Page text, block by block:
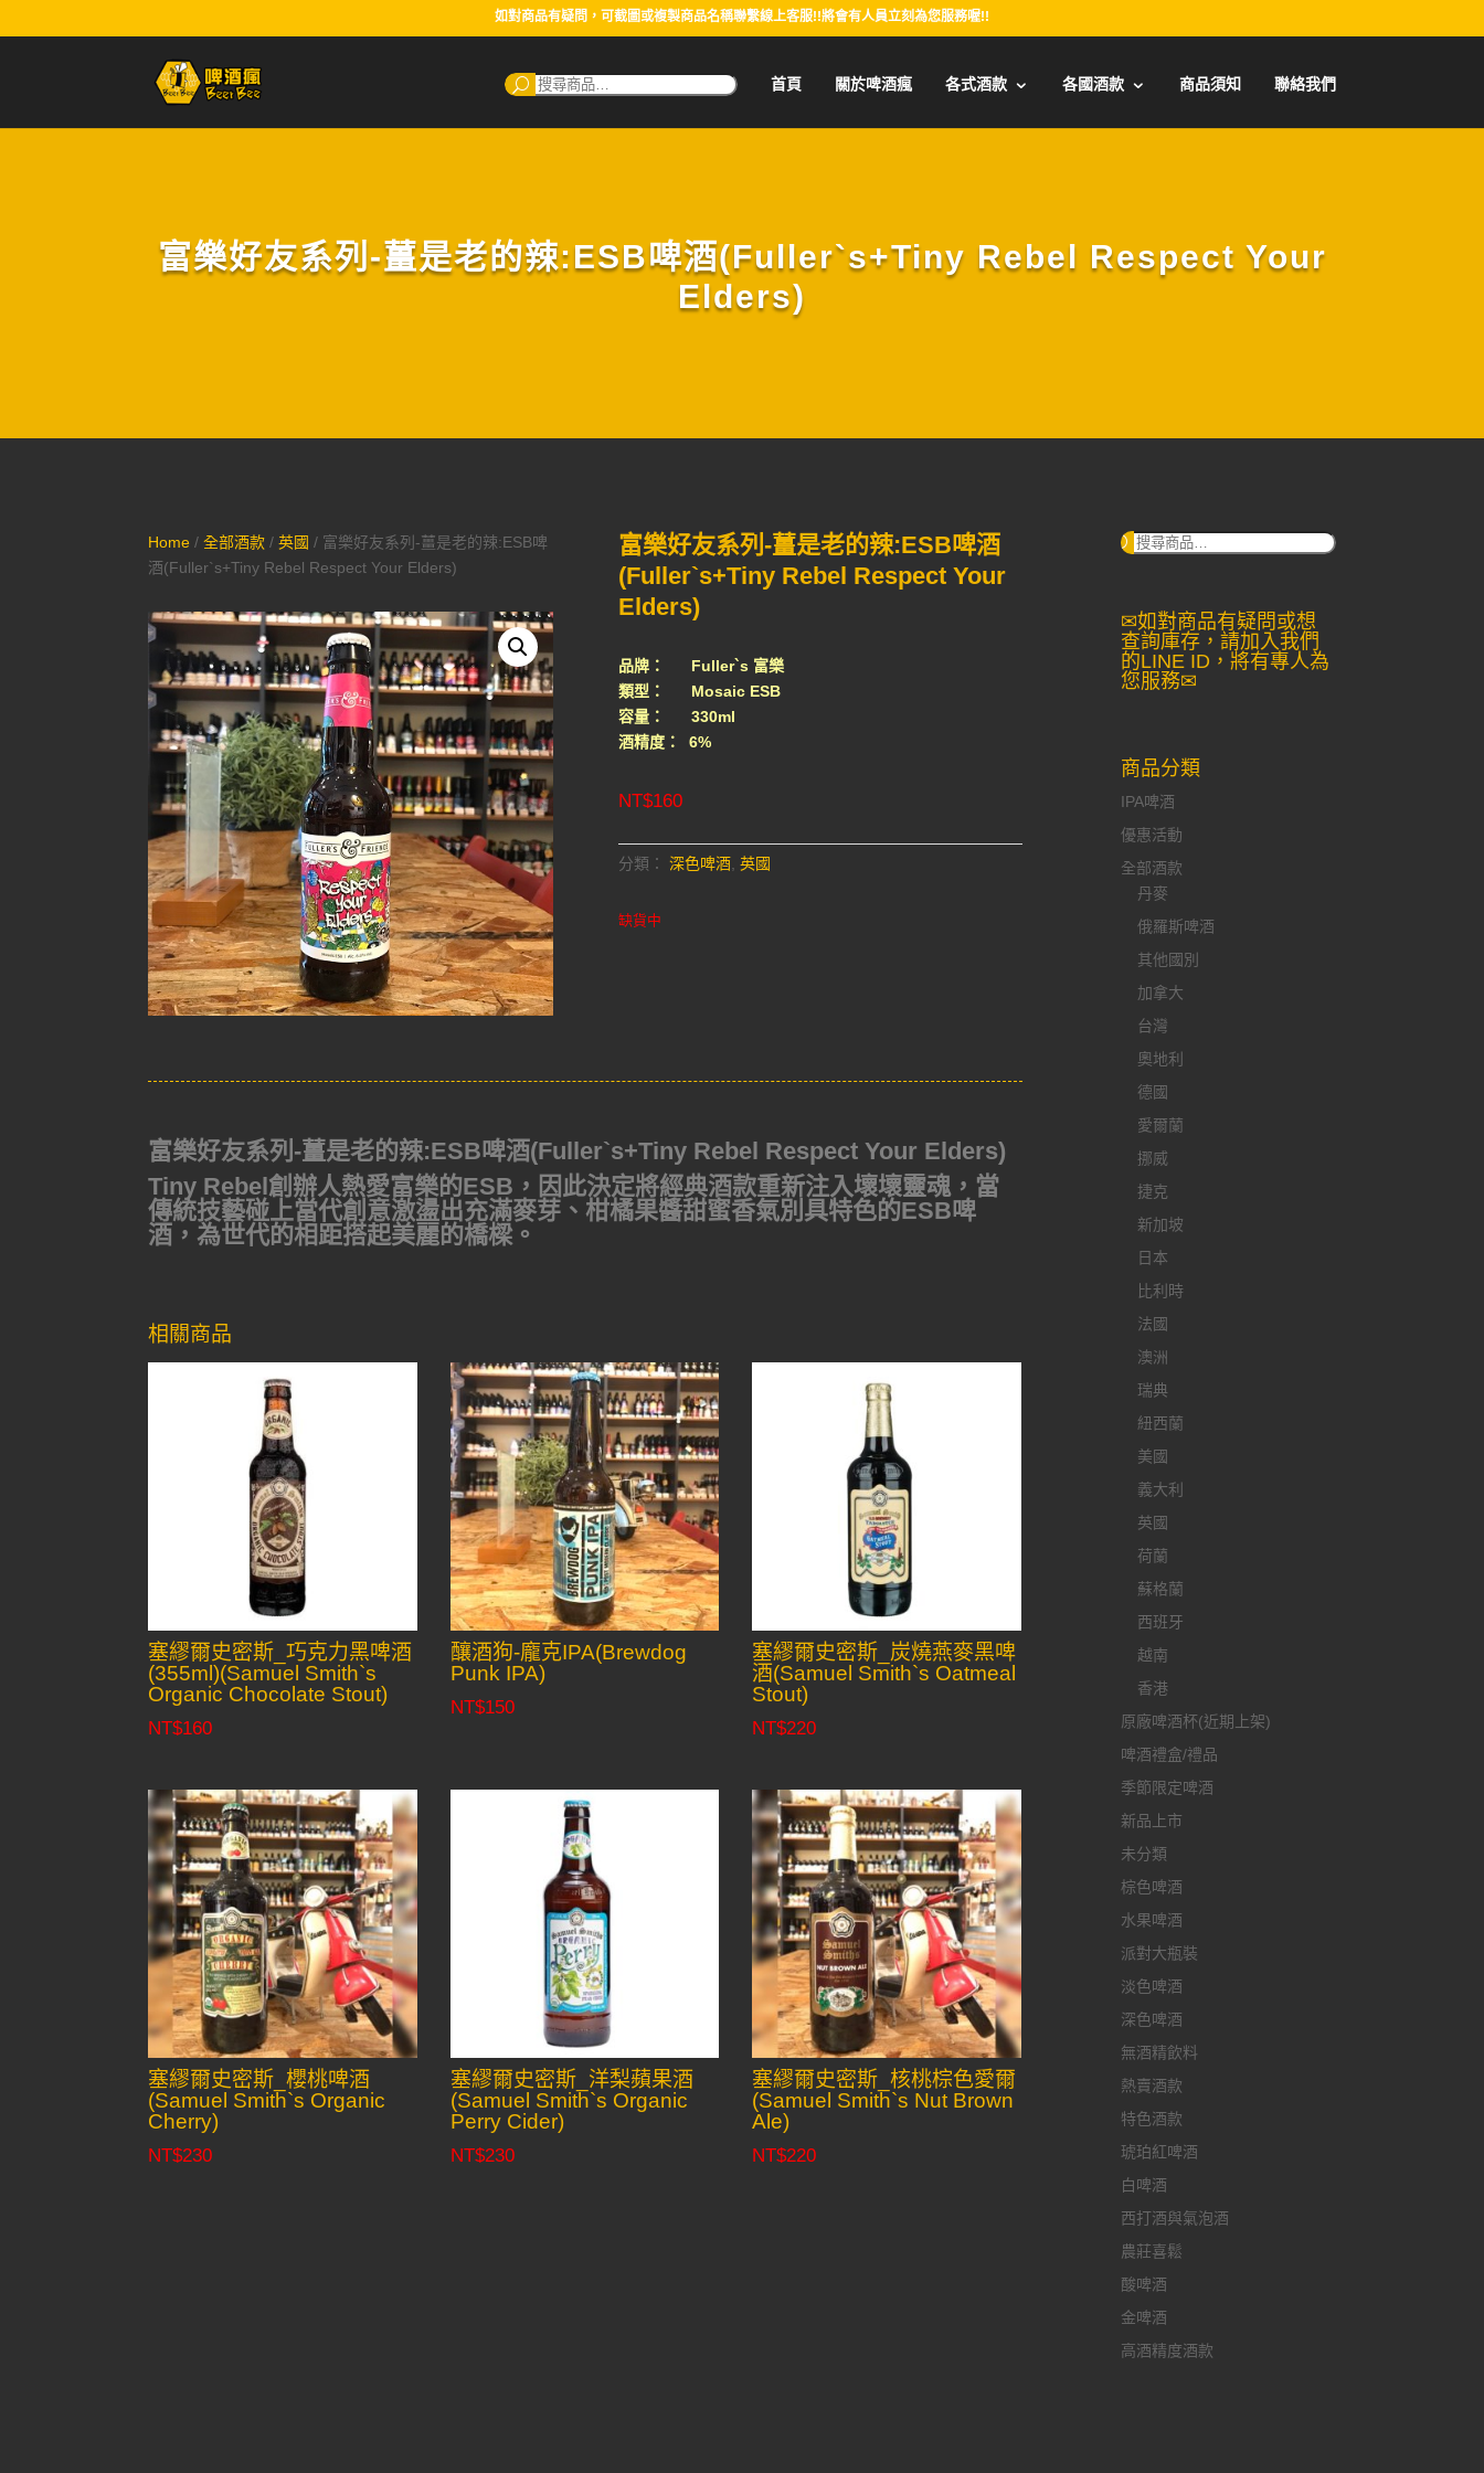
如對商品有疑問，可截圖或複製商品名稱聯繫線上客服!!將會有人員立刻為您服務喔!!
搜
尋：
首頁 關於啤酒瘋 各式酒款 各國酒款 商品須知 聯絡我們
富樂好友系列-薑是老的辣:ESB啤酒(Fuller`s+Tiny Rebel Respect Your
Elders)
Home /全部酒款 /英國 / 富樂好友系列-薑是老的辣:ESB啤
酒(Fuller`s+Tiny Rebel Respect Your Elders)
富樂好友系列-薑是老的辣:ESB啤酒
(Fuller`s+Tiny Rebel Respect Your
Elders)
品牌： Fuller`s 富樂
類型： Mosaic ESB
容量： 330ml
酒精度： 6%
NT$160
分類： 深色啤酒, 英國
缺貨中
富樂好友系列-薑是老的辣:ESB啤酒(Fuller`s+Tiny Rebel Respect Your Elders)
Tiny Rebel創辦人熱愛富樂的ESB，因此決定將經典酒款重新注入壞壞靈魂，當
傳統技藝碰上當代創意激盪出充滿麥芽、柑橘果醬甜蜜香氣別具特色的ESB啤
酒，為世代的相距搭起美麗的橋樑。
相關商品
塞繆爾史密斯_巧克力黑啤酒
(355ml)(Samuel Smith`s
Organic Chocolate Stout)
NT$160
釀酒狗-龐克IPA(Brewdog
Punk IPA)
NT$150
塞繆爾史密斯_炭燒燕麥黑啤
酒(Samuel Smith`s Oatmeal
Stout)
NT$220
塞繆爾史密斯_櫻桃啤酒
(Samuel Smith`s Organic
Cherry)
NT$230
塞繆爾史密斯_洋梨蘋果酒
(Samuel Smith`s Organic
Perry Cider)
NT$230
塞繆爾史密斯_核桃棕色愛爾
(Samuel Smith`s Nut Brown
Ale)
NT$220
搜
✉如對商品有疑問或想
查詢庫存，請加入我們
的LINE ID，將有專人為
您服務✉
商品分類
IPA啤酒
優惠活動
全部酒款
丹麥
俄羅斯啤酒
其他國別
加拿大
台灣
奧地利
德國
愛爾蘭
挪威
捷克
新加坡
日本
比利時
法國
澳洲
瑞典
紐西蘭
美國
義大利
英國
荷蘭
蘇格蘭
西班牙
越南
香港
原廠啤酒杯(近期上架)
啤酒禮盒/禮品
季節限定啤酒
新品上市
未分類
棕色啤酒
水果啤酒
派對大瓶裝
淡色啤酒
深色啤酒
無酒精飲料
熱賣酒款
特色酒款
琥珀紅啤酒
白啤酒
西打酒與氣泡酒
農莊喜鬆
酸啤酒
金啤酒
高酒精度酒款